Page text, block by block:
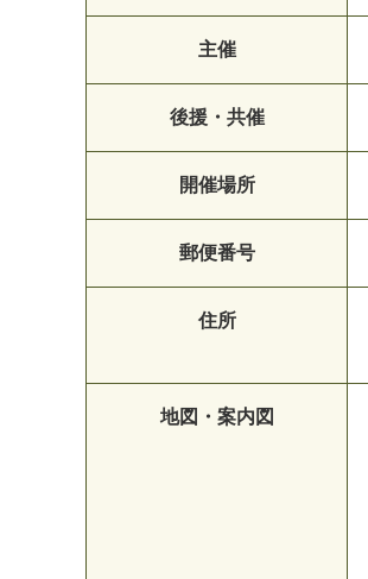
主催
後援・共催
開催場所
郵便番号
住所
地図・案内図